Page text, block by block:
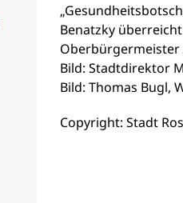
Benatzky
Oberbürgermeister
Bild: Stadtdirektor
Bild: Thomas Bugl,
Copyright: Stadt